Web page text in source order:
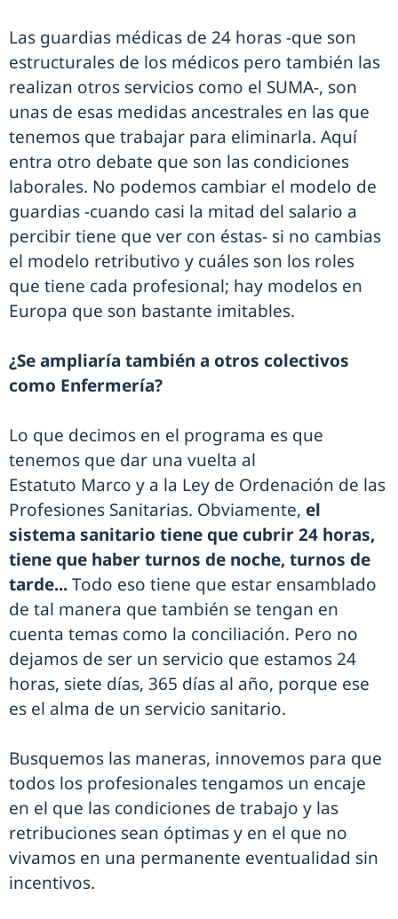
Las guardias médicas de 24 horas -que son
estructurales de los médicos pero también las
realizan otros servicios como el SUMA-, son
unas de esas medidas ancestrales en las que
tenemos que trabajar para eliminarla. Aquí
entra otro debate que son las condiciones
laborales. No podemos cambiar el modelo de
guardias -cuando casi la mitad del salario a
percibir tiene que ver con éstas- si no cambias
el modelo retributivo y cuáles son los roles
que tiene cada profesional; hay modelos en
Europa que son bastante imitables.
¿Se ampliaría también a otros colectivos
como Enfermería?
Lo que decimos en el programa es que
tenemos que dar una vuelta al
Estatuto Marco y a la Ley de Ordenación de las
Profesiones Sanitarias. Obviamente, el
sistema sanitario tiene que cubrir 24 horas,
tiene que haber turnos de noche, turnos de
tarde...Todo eso tiene que estar ensamblado
de tal manera que también se tengan en
cuenta temas como la conciliación. Pero no
dejamos de ser un servicio que estamos 24
horas, siete días, 365 días al año, porque ese
es el alma de un servicio sanitario.
Busquemos las maneras, innovemos para que
todos los profesionales tengamos un encaje
en el que las condiciones de trabajo y las
retribuciones sean óptimas y en el que no
vivamos en una permanente eventualidad sin
incentivos.